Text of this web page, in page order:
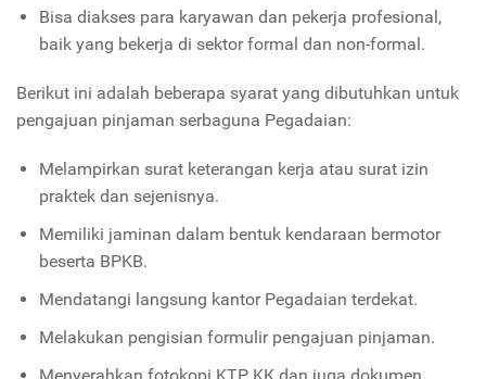
Bisa diakses para karyawan dan pekerja profesional,
baik yang bekerja di sektor formal dan non-formal.
Berikut ini adalah beberapa syarat yang dibutuhkan untuk
pengajuan pinjaman serbaguna Pegadaian:
Melampirkan surat keterangan kerja atau surat izin
praktek dan sejenisnya.
Memiliki jaminan dalam bentuk kendaraan bermotor
beserta BPKB.
Mendatangi langsung kantor Pegadaian terdekat.
Melakukan pengisian formulir pengajuan pinjaman.
Menyerahkan fotokopi KTP, KK dan juga dokumen